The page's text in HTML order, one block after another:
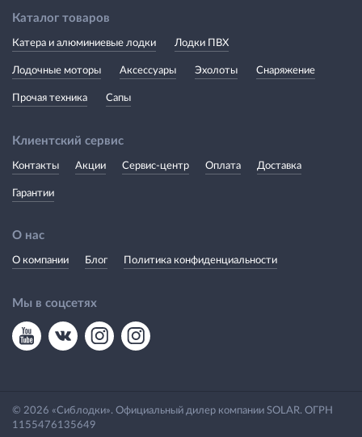
Каталог товаров
Катера и алюминиевые лодки Лодки ПВХ
Лодочные моторы Аксессуары Эхолоты Снаряжение
Прочая техника Сапы
Клиентский сервис
Контакты Акции Сервис-центр Оплата Доставка
Гарантии
О нас
О компании Блог Политика конфиденциальности
Мы в соцсетях
© 2026 «Сиблодки». Официальный дилер компании SOLAR. ОГРН
1155476135649